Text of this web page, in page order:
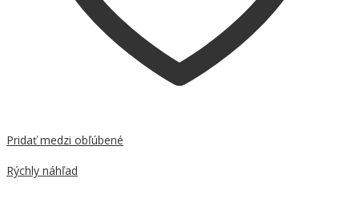
Pridať medzi obľúbené
Rýchly náhľad